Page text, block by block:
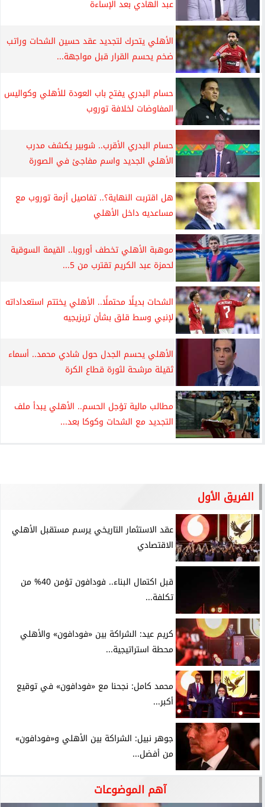
عبد الهادي بعد الإساءة
الأهلي يتحرك لتجديد عقد حسين الشحات وراتب
ضخم يحسم القرار قبل مواجهة...
حسام البدري يفتح باب العودة للأهلي وكواليس
المفاوضات لخلافة توروب
حسام البدري الأقرب.. شوبير يكشف مدرب
الأهلي الجديد واسم مفاجئ في الصورة
هل اقتربت النهاية؟.. تفاصيل أزمة توروب مع
مساعديه داخل الأهلي
موهبة الأهلي تخطف أوروبا.. القيمة السوقية
لحمزة عبد الكريم تقترب من 5...
الشحات بديلًا محتملًا.. الأهلي يختتم استعداداته
لإنبي وسط قلق بشأن تريزيجيه
الأهلي يحسم الجدل حول شادي محمد.. أسماء
ثقيلة مرشحة لثورة قطاع الكرة
مطالب مالية تؤجل الحسم.. الأهلي يبدأ ملف
التجديد مع الشحات وكوكا بعد...
الفريق الأول
عقد الاستثمار التاريخي يرسم مستقبل الأهلي
الاقتصادي
قبل اكتمال البناء.. فودافون تؤمن 40% من
تكلفة...
كريم عيد: الشراكة بين «فودافون» والأهلي
محطة استراتيجية...
محمد كامل: نجحنا مع «فودافون» في توقيع
أكبر...
جوهر نبيل: الشراكة بين الأهلي و«فودافون»
من أفضل...
آهم الموضوعات